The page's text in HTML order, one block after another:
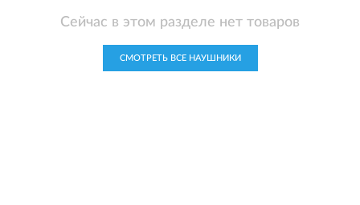
Сейчас в этом разделе нет товаров
СМОТРЕТЬ ВСЕ НАУШНИКИ